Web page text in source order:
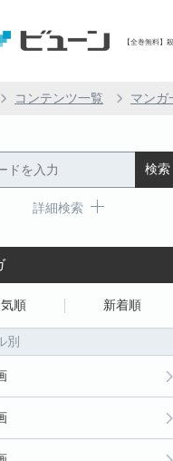
【全巻無料】
コンテンツ一覧 マンガ
詳細検索
順 新着順
別